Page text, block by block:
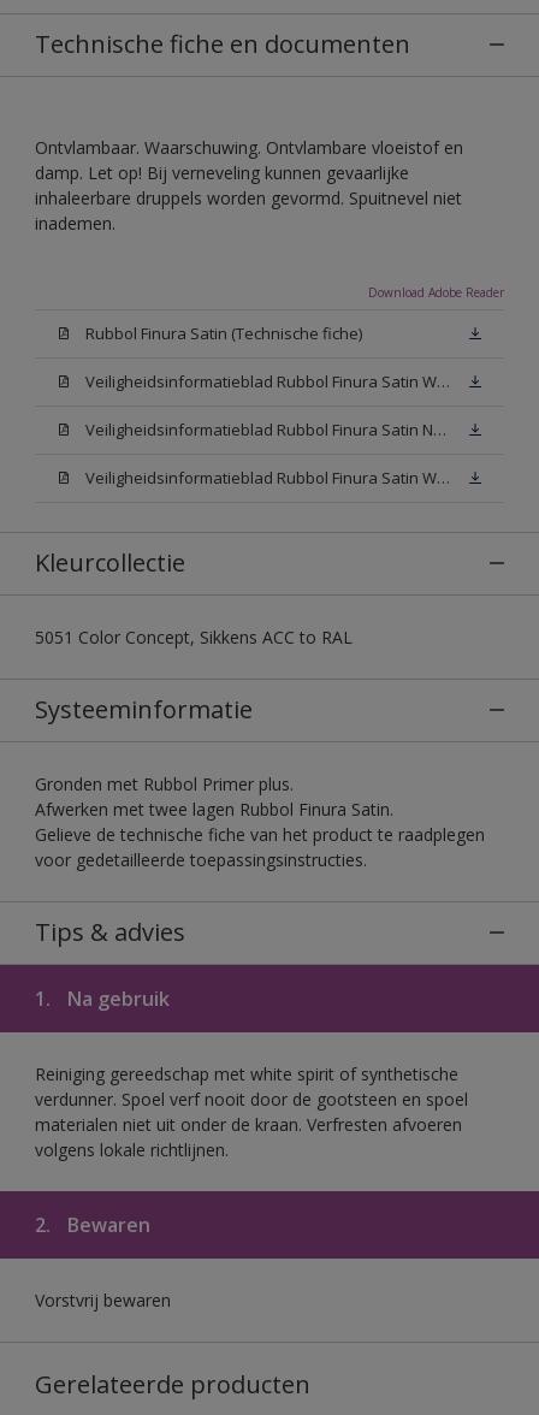
Technische fiche en documenten
Ontvlambaar. Waarschuwing. Ontvlambare vloeistof en
damp. Let op! Bij verneveling kunnen gevaarlijke
inhaleerbare druppels worden gevormd. Spuitnevel niet
inademen.
Download Adobe Reader
Rubbol Finura Satin (Technische fiche)
Veiligheidsinformatieblad Rubbol Finura Satin W05 (SDS)
Veiligheidsinformatieblad Rubbol Finura Satin N00 (SDS)
Veiligheidsinformatieblad Rubbol Finura Satin White (SDS)
Kleurcollectie
5051 Color Concept, Sikkens ACC to RAL
Systeeminformatie
Gronden met Rubbol Primer plus.
Afwerken met twee lagen Rubbol Finura Satin.
Gelieve de technische fiche van het product te raadplegen
voor gedetailleerde toepassingsinstructies.
Tips & advies
1. Na gebruik
Reiniging gereedschap met white spirit of synthetische
verdunner. Spoel verf nooit door de gootsteen en spoel
materialen niet uit onder de kraan. Verfresten afvoeren
volgens lokale richtlijnen.
2. Bewaren
Vorstvrij bewaren
Gerelateerde producten